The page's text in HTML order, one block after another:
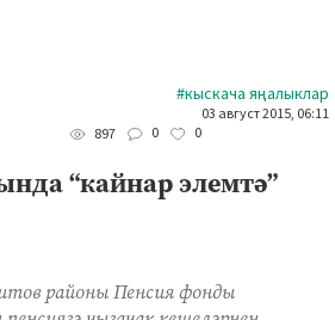
#кыскача яңалыклар
03 август 2015, 06:11
897
0 0
“кайнар элемтә”
районы Пенсия фонды